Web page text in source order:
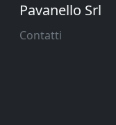
Pavanello Srl
Contatti